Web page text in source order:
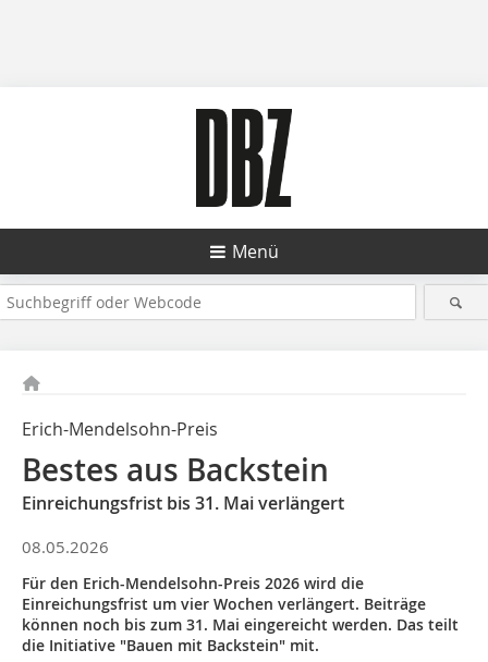
Menü
Erich-Mendelsohn-Preis
Bestes aus Backstein
Einreichungsfrist bis 31. Mai verlängert
08.05.2026
Für den Erich-Mendelsohn-Preis 2026 wird die
Einreichungsfrist um vier Wochen verlängert. Beiträge
können noch bis zum 31. Mai eingereicht werden. Das teilt
die Initiative "Bauen mit Backstein" mit.